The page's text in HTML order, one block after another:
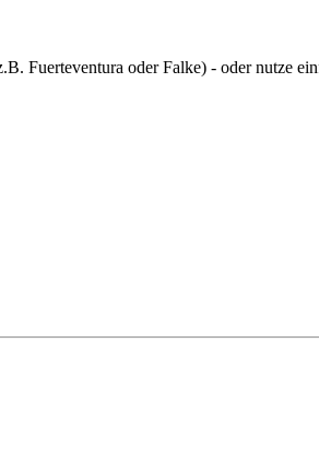
Fuerteventura oder Falke) - oder nutze